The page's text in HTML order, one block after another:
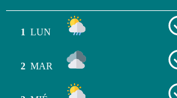
1 LUN
2 MAR